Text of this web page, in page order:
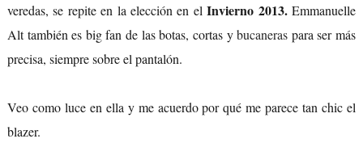
veredas, se repite en la elección en elInvierno 2013.Emmanuelle
Alt también es big fan de las botas, cortas ybucaneras para ser más
precisa, siempre sobre el pantalón.
Veo como luce en ella y me acuerdo por qué me parece tan chic el
blazer.